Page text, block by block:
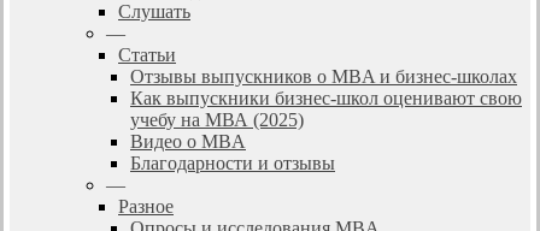
Слушать
—
Статьи
Отзывы выпускников о MBA и бизнес-школах
Как выпускники бизнес-школ оценивают свою
учебу на МВА (2025)
Видео о MBA
Благодарности и отзывы
—
Разное